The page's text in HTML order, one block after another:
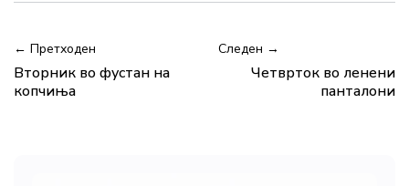
← Претходен
Вторник во фустан на
копчиња
Следен →
Четврток во ленени
панталони